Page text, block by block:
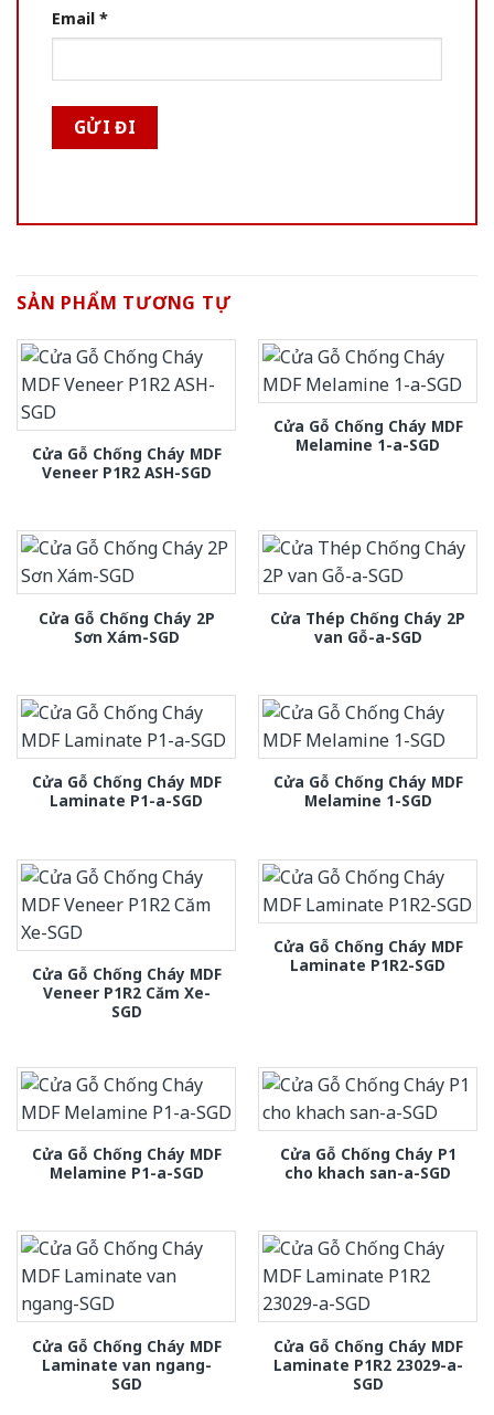
Email *
SẢN PHẨM TƯƠNG TỰ
Cửa Gỗ Chống Cháy MDF
Veneer P1R2 ASH-SGD
Cửa Gỗ Chống Cháy MDF
Melamine 1-a-SGD
Cửa Gỗ Chống Cháy 2P
Sơn Xám-SGD
Cửa Thép Chống Cháy 2P
van Gỗ-a-SGD
Cửa Gỗ Chống Cháy MDF
Laminate P1-a-SGD
Cửa Gỗ Chống Cháy MDF
Melamine 1-SGD
Cửa Gỗ Chống Cháy MDF
Veneer P1R2 Căm Xe-
SGD
Cửa Gỗ Chống Cháy MDF
Laminate P1R2-SGD
Cửa Gỗ Chống Cháy MDF
Melamine P1-a-SGD
Cửa Gỗ Chống Cháy P1
cho khach san-a-SGD
Cửa Gỗ Chống Cháy MDF
Laminate van ngang-
SGD
Cửa Gỗ Chống Cháy MDF
Laminate P1R2 23029-a-
SGD